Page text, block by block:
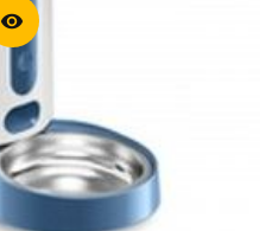
visibility